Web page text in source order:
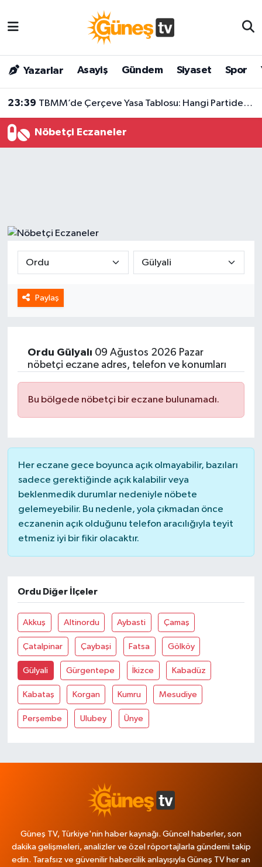
Yazarlar Asayiş Gündem Siyaset Spor
23:39 TBMM’de Çerçeve Yasa Tablosu: Hangi Partiden Kaç Milletvekili İmza Attı?
Nöbetçi Eczaneler
Paylaş
Ordu Gülyalı 09 Ağustos 2026 Pazar
nöbetçi eczane adres, telefon ve konumları
Bu bölgede nöbetçi bir eczane bulunamadı.
Her eczane gece boyunca açık olmayabilir, bazıları
sadece gerektiğinde açık kalabilir veya
beklenmedik durumlar nedeniyle nöbete
gelemeyebilir. Bu nedenle, yola çıkmadan önce
eczanenin açık olduğunu telefon aracılığıyla teyit
etmeniz iyi bir fikir olacaktır.
Ordu Diğer İlçeler
Akkuş Altinordu Aybasti Çamaş
Çatalpinar Çaybaşi Fatsa Gölköy
Gülyali Gürgentepe İkizce Kabadüz
Kabataş Korgan Kumru Mesudiye
Perşembe Ulubey Ünye
Güneş TV, Türkiye'nin haber kaynağı. Güncel haberler, son
dakika gelişmeleri, analizler ve özel röportajlarla gündemi takip
edin. Tarafsız ve güvenilir habercilik anlayışıyla Güneş TV her an
Bilim & Teknoloji
Dünya
Eğitim
Siyaset
Malatya Nöbetçi Eczaneler
Malatya Hava Durumu
Malatya Namaz Vakitleri
Malatya Trafik Yoğunluk Haritası
Haber Arşivi